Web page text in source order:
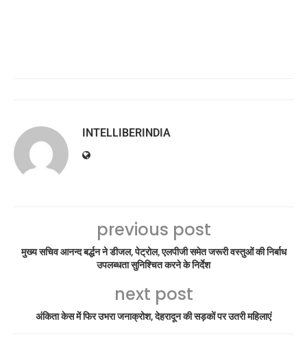
INTELLIBERINDIA
previous post
मुख्य सचिव आनन्द बर्द्धन ने डीजल, पेट्रोल, एलपीजी समेत जरूरी वस्तुओं की निर्बाध
उपलब्धता सुनिश्चित करने के निर्देश
next post
अंकिता केस में फिर उभरा जनाक्रोश, देहरादून की सड़कों पर उतरी महिलाएं